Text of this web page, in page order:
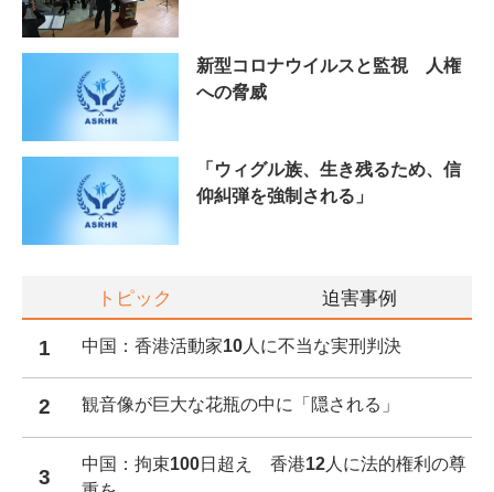
新型コロナウイルスと監視 人権
への脅威
「ウィグル族、生き残るため、信
仰糾弾を強制される」
トピック 迫害事例
1 中国：香港活動家10人に不当な実刑判決
2 観音像が巨大な花瓶の中に「隠される」
3
中国：拘束100日超え 香港12人に法的権利の尊